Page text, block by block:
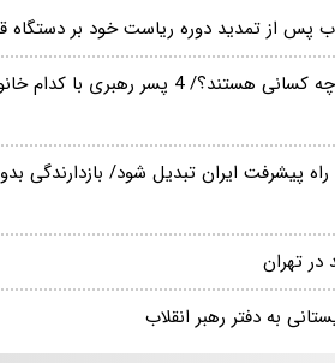
پس از تمدید دوره ریاست خود بر دستگاه
عروس های خانواده رهبر شهید چه کسانی
پیشرفت ایران تبدیل شود/ بازدارندگی
تهران
به دفتر رهبر انقلاب